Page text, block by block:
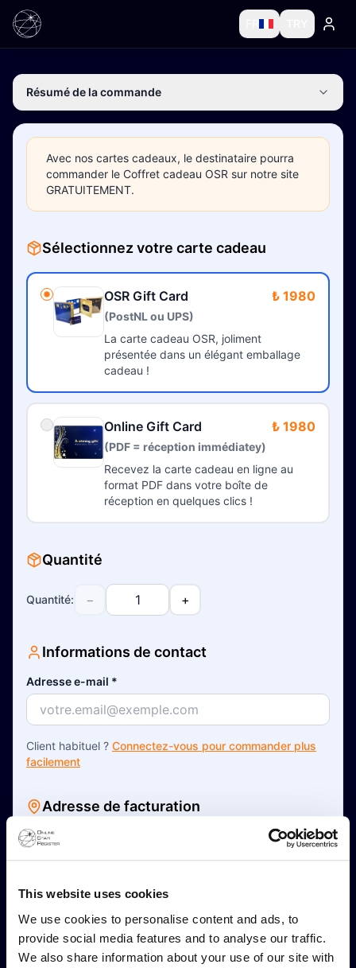
This website uses cookies
We use cookies to personalise content and ads, to
provide social media features and to analyse our traffic.
We also share information about your use of our site with
Résumé de la commande
Avec nos cartes cadeaux, le destinataire pourra
commander le Coffret cadeau OSR sur notre site
GRATUITEMENT.
Sélectionnez votre carte cadeau
OSR Gift Card ₺ 1980
(PostNL ou UPS)
La carte cadeau OSR, joliment
présentée dans un élégant emballage
cadeau !
Online Gift Card ₺ 1980
(PDF = réception immédiatey)
Recevez la carte cadeau en ligne au
format PDF dans votre boîte de
réception en quelques clics !
Quantité
Quantité: − +
Informations de contact
Adresse e-mail *
Client habituel ? Connectez-vous pour commander plus
facilement
Adresse de facturation
Nom complet
Ceci est une adresse professionnelle
Adresse Ligne 1 *